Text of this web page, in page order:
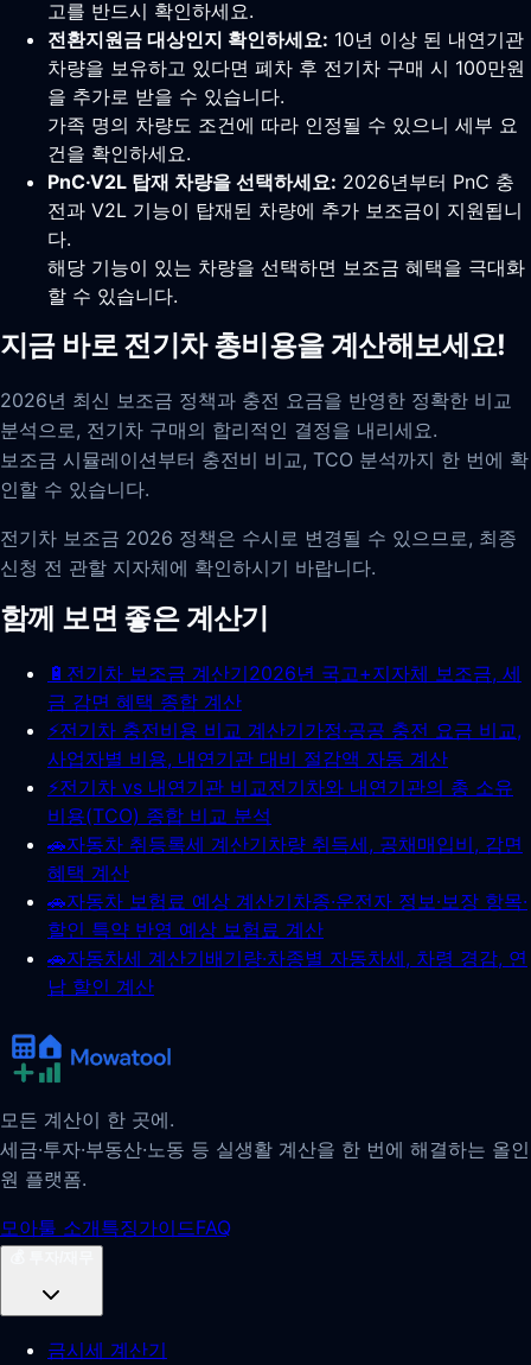
고를 반드시 확인하세요.
전환지원금 대상인지 확인하세요: 10년 이상 된 내연기관
차량을 보유하고 있다면 폐차 후 전기차 구매 시 100만원
을 추가로 받을 수 있습니다.
가족 명의 차량도 조건에 따라 인정될 수 있으니 세부 요
건을 확인하세요.
PnC·V2L 탑재 차량을 선택하세요: 2026년부터 PnC 충
전과 V2L 기능이 탑재된 차량에 추가 보조금이 지원됩니
다.
해당 기능이 있는 차량을 선택하면 보조금 혜택을 극대화
할 수 있습니다.
지금 바로 전기차 총비용을 계산해보세요!
2026년 최신 보조금 정책과 충전 요금을 반영한 정확한 비교
분석으로, 전기차 구매의 합리적인 결정을 내리세요.
보조금 시뮬레이션부터 충전비 비교, TCO 분석까지 한 번에 확
인할 수 있습니다.
전기차 보조금 2026 정책은 수시로 변경될 수 있으므로, 최종
신청 전 관할 지자체에 확인하시기 바랍니다.
함께 보면 좋은 계산기
🔋 전기차 보조금 계산기2026년 국고+지자체 보조금, 세
금 감면 혜택 종합 계산
⚡전기차 충전비용 비교 계산기가정·공공 충전 요금 비교,
사업자별 비용, 내연기관 대비 절감액 자동 계산
⚡전기차 vs 내연기관 비교전기차와 내연기관의 총 소유
비용(TCO) 종합 비교 분석
🚗자동차 취등록세 계산기차량 취득세, 공채매입비, 감면
혜택 계산
🚗자동차 보험료 예상 계산기차종·운전자 정보·보장 항목·
할인 특약 반영 예상 보험료 계산
🚗자동차세 계산기배기량·차종별 자동차세, 차령 경감, 연
납 할인 계산
모든 계산이 한 곳에.
세금·투자·부동산·노동 등 실생활 계산을 한 번에 해결하는 올인
원 플랫폼.
모아툴 소개특징가이드FAQ
금시세 계산기